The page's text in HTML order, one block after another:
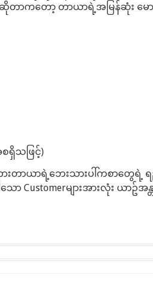
ာကတော့ တာယာရဲ့အမြန်ဆုံး မော
စရှိသဖြင့်)
းတာယာရဲ့ဘေးသားပါ်ကစာတွေရဲ့
ော Customerများအားလုံး ယာဥ်